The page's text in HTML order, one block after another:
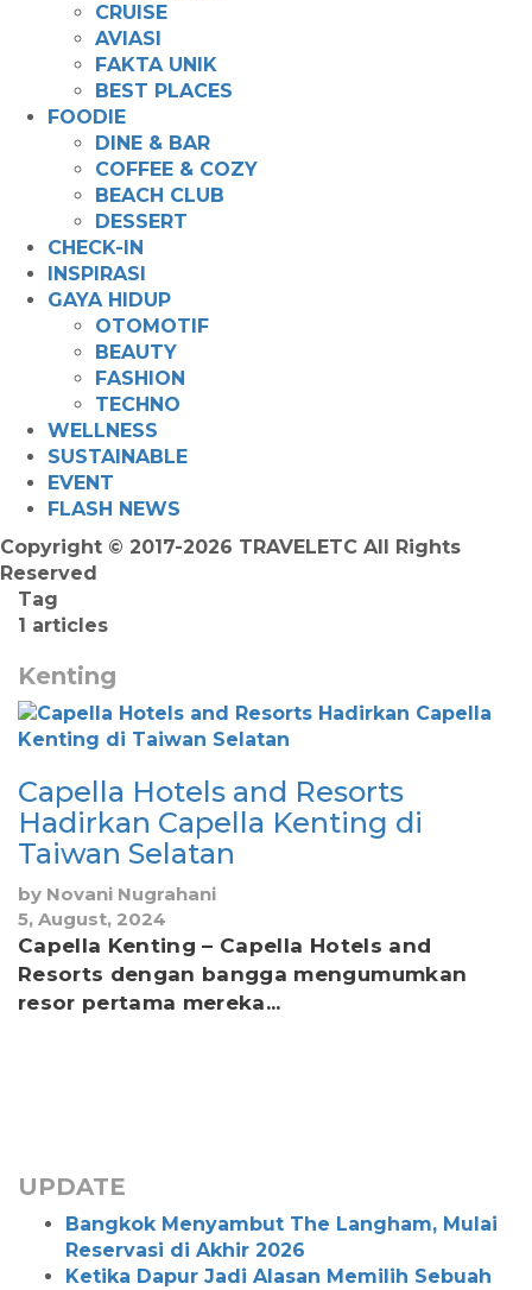
CRUISE
AVIASI
FAKTA UNIK
BEST PLACES
FOODIE
DINE & BAR
COFFEE & COZY
BEACH CLUB
DESSERT
CHECK-IN
INSPIRASI
GAYA HIDUP
OTOMOTIF
BEAUTY
FASHION
TECHNO
WELLNESS
SUSTAINABLE
EVENT
FLASH NEWS
Copyright © 2017-2026 TRAVELETC All Rights
Reserved
Tag
1 articles
Kenting
Capella Hotels and Resorts
Hadirkan Capella Kenting di
Taiwan Selatan
by Novani Nugrahani
5, August, 2024
Capella Kenting – Capella Hotels and
Resorts dengan bangga mengumumkan
resor pertama mereka...
UPDATE
Bangkok Menyambut The Langham, Mulai
Reservasi di Akhir 2026
Ketika Dapur Jadi Alasan Memilih Sebuah